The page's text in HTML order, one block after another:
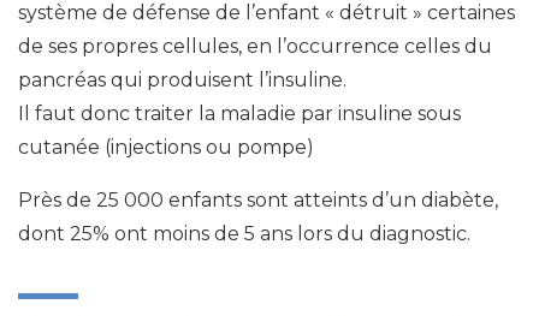
système de défense de l’enfant « détruit » certaines
de ses propres cellules, en l’occurrence celles du
pancréas qui produisent l’insuline.
Il faut donc traiter la maladie par insuline sous
cutanée (injections ou pompe)
Près de 25 000 enfants sont atteints d’un diabète,
dont 25% ont moins de 5 ans lors du diagnostic.